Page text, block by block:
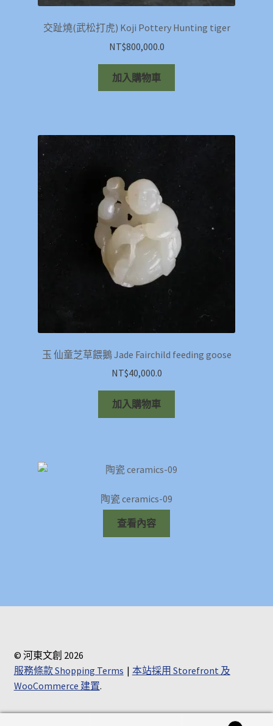
交趾燒(武松打虎) Koji Pottery Hunting tiger
NT$800,000.0
加入購物車
玉 仙童芝草餵鵝 Jade Fairchild feeding goose
NT$40,000.0
加入購物車
陶瓷 ceramics-09
查看內容
© 河東文創 2026
服務條款 Shopping Terms
本站採用 Storefront 及
WooCommerce 建置.